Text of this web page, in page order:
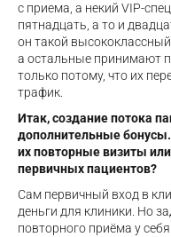
с приема, а некий VIP-
пятнадцать, а то и
он такой
а остальные принимают
только потому, что их
трафик.
Итак, создание потока
дополнительные
их повторные визиты
первичных пациентов?
Сам первичный вход в
деньги для клиники. Но
повторного приёма у